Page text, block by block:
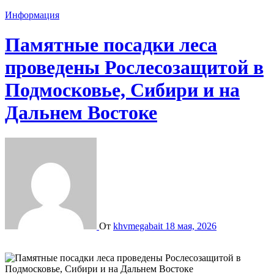
Информация
Памятные посадки леса
проведены Рослесозащитой в
Подмосковье, Сибири и на
Дальнем Востоке
От khvmegabait 18 мая, 2026